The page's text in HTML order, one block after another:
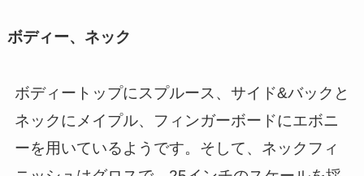
ボディー、ネック
ボディートップにスプルース、サイド&バックと
ネックにメイプル、フィンガーボードにエボニ
ーを用いているようです。そして、ネックフィ